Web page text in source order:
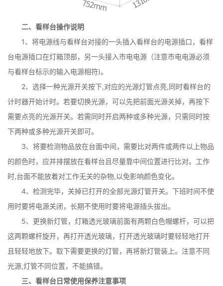
二、看样台操作说明
1、将电源线与看样台对接的一头插入看样台的电源插口，看样
台电源插口在灯箱顶部，另一头接入市电电源（注意市电电源必须
与看样台标示的输入电源相符)。
2、选择一种光源开关按下,对应的光源灯管点亮,同时看样台的
计时器开始计时。若要切换光源，可以先把前面光源关掉，再按下
需要点亮的光源开关。若需同时开启两种或多种光源，只需同时按
下两种或多种光源开关即可。
3、将要检测物品放在台面中间，需要比对两件或两件以上物品
的颜色时，应并排摆放在看样台且尽量靠中间位置进行比对。工作
时,台面不能放着对工作无关的杂物,以免影响颜色变化。
4、检测完毕，关掉已打开的全部光源灯管开关。下班时间不使
用时要将电源关闭，长期不使用时要将电源插头拔出。
5、更换新灯管，灯箱透光玻璃前面有两颗白色帽螺杆，可以把
这两颗螺杆旋开，再打开透光玻璃，打开透光玻璃时要轻轻地打开
且轻轻地放下。取下需要更换的灯管，再将新灯管装上。注意不同
光源,灯管不同位置，不能搞错。
三、看样台日常使用保养注意事项